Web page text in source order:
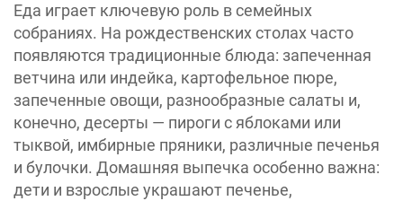
Еда играет ключевую роль в семейных
собраниях. На рождественских столах часто
появляются традиционные блюда: запеченная
ветчина или индейка, картофельное пюре,
запеченные овощи, разнообразные салаты и,
конечно, десерты — пироги с яблоками или
тыквой, имбирные пряники, различные печенья
и булочки. Домашняя выпечка особенно важна:
дети и взрослые украшают печенье,